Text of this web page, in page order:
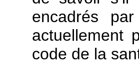
encadrés
actuellement
code de la